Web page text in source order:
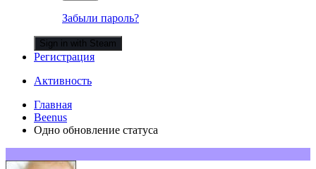
Забыли пароль?
Sign in with Steam
Регистрация
Активность
Главная
Beenus
Одно обновление статуса